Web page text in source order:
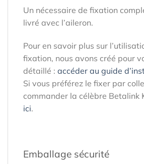
Un nécessaire de fixation
livré avec l’aileron.
Pour en savoir plus sur
fixation, nous avons créé pour
détaillé : accéder au guide
Si vous préférez le fixer par
commander la célèbre Betalink
ici.
Emballage sécurité